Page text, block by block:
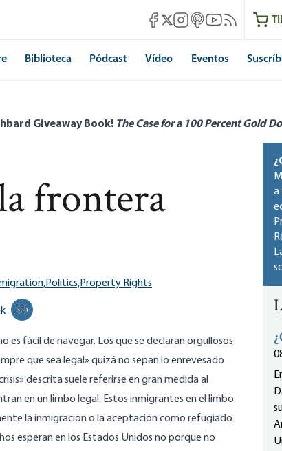
Mises Facebook
Mises X
Mises Instagram
Mises itunes
Mises Youtube
Mises RSS
Biblioteca Pódcast Vídeo Eventos
Giveaway Book! The Case for a 100 Percent Gold
frontera
Politics,Property Rights
Print this page
es fácil de navegar. Los que se declaran orgullosos
que sea legal» quizá no sepan lo enrevesado
descrita suele referirse en gran medida al
en un limbo legal. Estos inmigrantes en el limbo
la inmigración o la aceptación como refugiado
esperan en los Estados Unidos no porque no
a